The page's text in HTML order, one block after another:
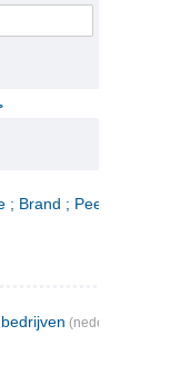
Brand ; Peer Gynt. 2
(nederlandsk)